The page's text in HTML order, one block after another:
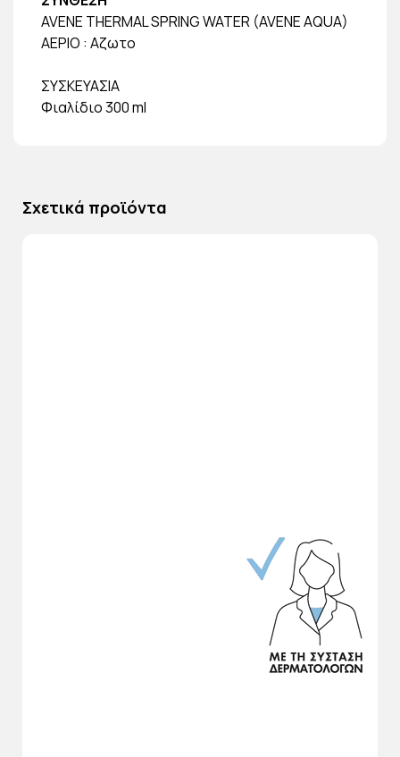
AVENE THERMAL SPRING WATER (AVENE AQUA)
ΑΕΡΙΟ : Αζωτο
ΣΥΣΚΕΥΑΣΙΑ
Φιαλίδιο 300 ml
Σχετικά προϊόντα